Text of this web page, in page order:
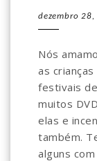
dezembro 28,
Nós
as
festivais
muitos
elas e
também.
alguns